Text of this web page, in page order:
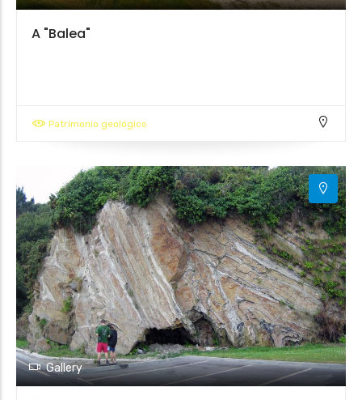
A "Balea"
Patrimonio geológico
Gallery